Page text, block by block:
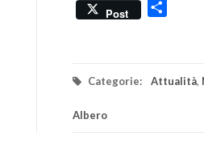
Post
Categorie: Attualità,
Albero